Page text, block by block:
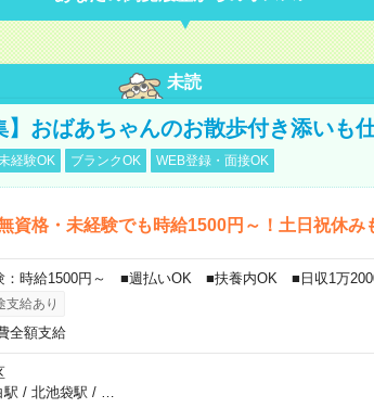
未読
】おばあちゃんのお散歩付き添いも
経験OK ブランクOK WEB登録・面接OK
格・未経験でも時給1500円～！土日祝休み
：時給1500円～ ■週払いOK ■扶養内OK ■日収1万
支給あり
全額支給
駅 / 北池袋駅 /